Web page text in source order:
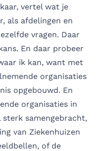
vertel wat je
als afdelingen en
vragen. Daar
En daar probeer
ik kan, want met
organisaties
opgebouwd. En
organisaties in
sterk samengebracht,
van Ziekenhuizen
of de